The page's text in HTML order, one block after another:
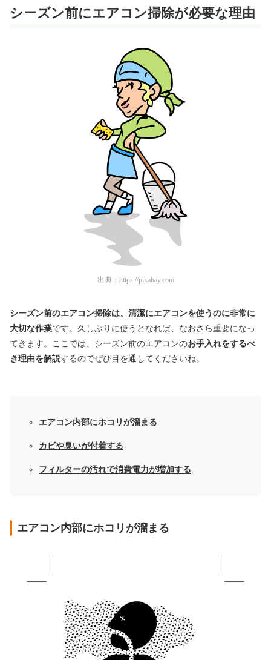
シーズン前にエアコン掃除が必要な理由
出典： https://pixabay.com
シーズン前のエアコン掃除は、清潔にエアコンを使うのに非常に
大切な作業です。久しぶりに使うとなれば、なおさら重要になっ
てきます。ここでは、シーズン前のエアコンのお手入れをするべ
き理由を解説するのでぜひ目を通してくださいね。
エアコン内部にホコリが溜まる
カビや臭いが付着する
フィルターの汚れで消費電力が増加する
エアコン内部にホコリが溜まる